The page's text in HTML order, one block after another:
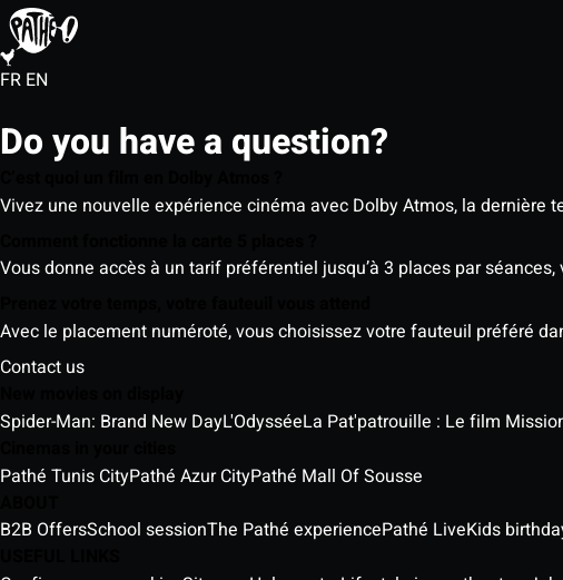
FR EN
Do you have a question?
Vivez une nouvelle expérience cinéma avec Dolby Atmos, la
Vous donne accès à un tarif préférentiel jusqu’à 3 places par
Avec le placement numéroté, vous choisissez votre fauteuil préféré
Contact us
Spider-Man: Brand New DayL'OdysséeLa Pat'patrouille : Le film
Pathé Tunis CityPathé Azur CityPathé Mall Of Sousse
B2B OffersSchool sessionThe Pathé experiencePathé LiveKids